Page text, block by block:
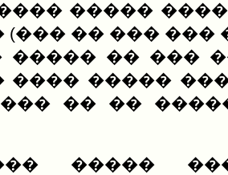
���� �����
����� ��� ���
��� ��� ��
����
������� ��
��� �����